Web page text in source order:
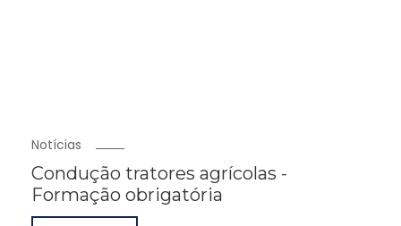
Notícias
Condução tratores agrícolas -
Formação obrigatória